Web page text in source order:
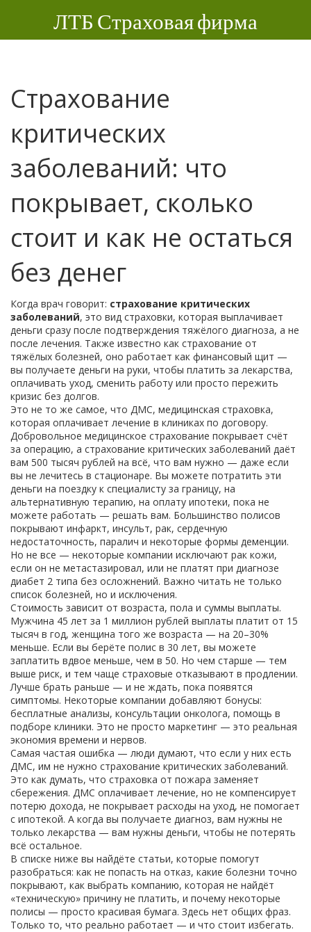
ЛТБ Страховая фирма
Страхование
критических
заболеваний: что
покрывает, сколько
стоит и как не остаться
без денег
Когда врач говорит: страхование критических
заболеваний, это вид страховки, которая выплачивает
деньги сразу после подтверждения тяжёлого диагноза, а не
после лечения. Также известно как страхование от
тяжёлых болезней, оно работает как финансовый щит —
вы получаете деньги на руки, чтобы платить за лекарства,
оплачивать уход, сменить работу или просто пережить
кризис без долгов.
Это не то же самое, что ДМС, медицинская страховка,
которая оплачивает лечение в клиниках по договору.
Добровольное медицинское страхование покрывает счёт
за операцию, а страхование критических заболеваний даёт
вам 500 тысяч рублей на всё, что вам нужно — даже если
вы не лечитесь в стационаре. Вы можете потратить эти
деньги на поездку к специалисту за границу, на
альтернативную терапию, на оплату ипотеки, пока не
можете работать — решать вам. Большинство полисов
покрывают инфаркт, инсульт, рак, сердечную
недостаточность, паралич и некоторые формы деменции.
Но не все — некоторые компании исключают рак кожи,
если он не метастазировал, или не платят при диагнозе
диабет 2 типа без осложнений. Важно читать не только
список болезней, но и исключения.
Стоимость зависит от возраста, пола и суммы выплаты.
Мужчина 45 лет за 1 миллион рублей выплаты платит от 15
тысяч в год, женщина того же возраста — на 20–30%
меньше. Если вы берёте полис в 30 лет, вы можете
заплатить вдвое меньше, чем в 50. Но чем старше — тем
выше риск, и тем чаще страховые отказывают в продлении.
Лучше брать раньше — и не ждать, пока появятся
симптомы. Некоторые компании добавляют бонусы:
бесплатные анализы, консультации онколога, помощь в
подборе клиники. Это не просто маркетинг — это реальная
экономия времени и нервов.
Самая частая ошибка — люди думают, что если у них есть
ДМС, им не нужно страхование критических заболеваний.
Это как думать, что страховка от пожара заменяет
сбережения. ДМС оплачивает лечение, но не компенсирует
потерю дохода, не покрывает расходы на уход, не помогает
с ипотекой. А когда вы получаете диагноз, вам нужны не
только лекарства — вам нужны деньги, чтобы не потерять
всё остальное.
В списке ниже вы найдёте статьи, которые помогут
разобраться: как не попасть на отказ, какие болезни точно
покрывают, как выбрать компанию, которая не найдёт
«техническую» причину не платить, и почему некоторые
полисы — просто красивая бумага. Здесь нет общих фраз.
Только то, что реально работает — и что стоит избегать.